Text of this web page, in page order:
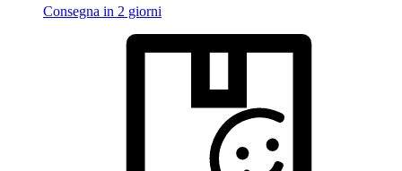
Consegna in 2 giorni